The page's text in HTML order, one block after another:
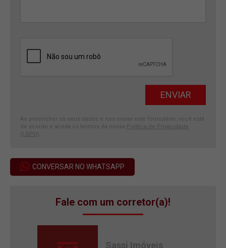
Ao preencher os seus dados e nos enviar este formulário, você está
de acordo e aceita os termos da nossa Política de Privacidade
(LGPD)
CONVERSAR NO WHATSAPP
Fale com um corretor(a)!
Sassi Imóveis